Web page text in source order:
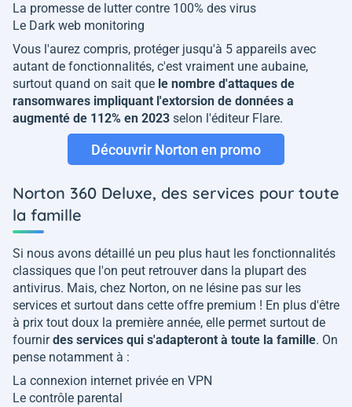
La promesse de lutter contre 100% des virus
Le Dark web monitoring
Vous l'aurez compris, protéger jusqu'à 5 appareils avec
autant de fonctionnalités, c'est vraiment une aubaine,
surtout quand on sait que le nombre d'attaques de
ransomwares impliquant l'extorsion de données a
augmenté de 112% en 2023 selon l'éditeur Flare.
Découvrir Norton en promo
Norton 360 Deluxe, des services pour toute
la famille
Si nous avons détaillé un peu plus haut les fonctionnalités
classiques que l'on peut retrouver dans la plupart des
antivirus. Mais, chez Norton, on ne lésine pas sur les
services et surtout dans cette offre premium ! En plus d'être
à prix tout doux la première année, elle permet surtout de
fournirdes services qui s'adapteront à toute la famille. On
pense notamment à :
La connexion internet privée en VPN
Le contrôle parental